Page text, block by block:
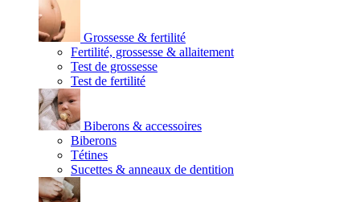
Grossesse & fertilité
Fertilité, grossesse & allaitement
Test de grossesse
Test de fertilité
Biberons & accessoires
Biberons
Tétines
Sucettes & anneaux de dentition